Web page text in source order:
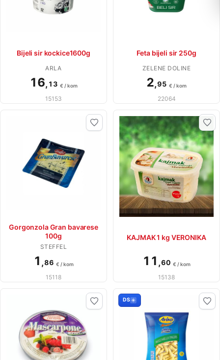
Bijeli sir kockice1600g
ARLA
16, 13 € / kom
15153
Feta bijeli sir 250g
ZELENE DOLINE
2,95 € / kom
22064
Gorgonzola Gran bavarese
100g
STEFFEL
1 ,86 € / kom
15118
KAJMAK 1 kg VERONIKA
11 ,60 € / kom
15138
DS